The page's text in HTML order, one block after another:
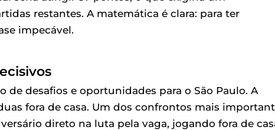
restantes. A matemática é clara: para ter
impecável.
desafios e oportunidades para o São Paulo. A
fora de casa. Um dos confrontos mais
direto na luta pela vaga, jogando fora de